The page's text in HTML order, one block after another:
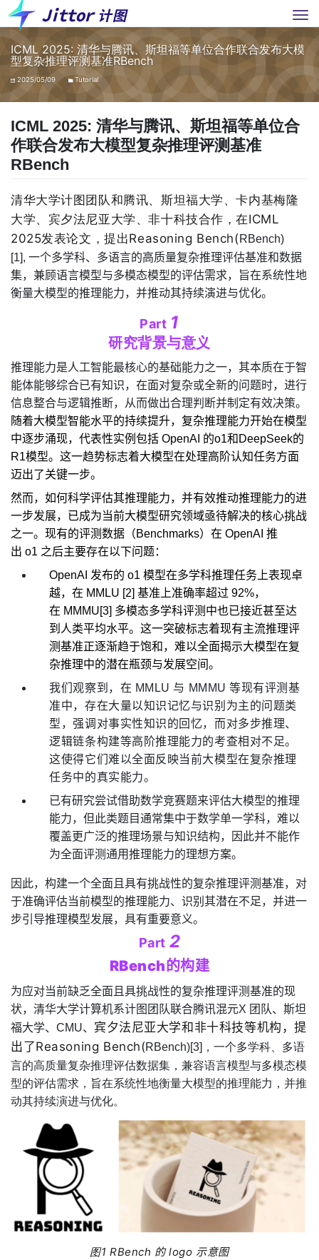
ICML 2025: 清华与腾讯、斯坦福等单位合作联合发布大模
型复杂推理评测基准RBench
2025/05/09 Tutorial
ICML 2025: 清华与腾讯、斯坦福等单位合
作联合发布大模型复杂推理评测基准
RBench
清华大学计图团队和腾讯、斯坦福大学、卡内基梅隆
大学、 宾夕法尼亚大学、非十科技合作，在ICML
2025发表论文，提出Reasoning Bench(RBench)
[1], 一个多学科、多语言的高质量复杂推理评估基准和数据
集，兼顾语言模型与多模态模型的评估需求，旨在系统性地
衡量大模型的推理能力，并推动其持续演进与优化。
Part 1
研究背景与意义
推理能力是人工智能最核心的基础能力之一，其本质在于智
能体能够综合已有知识，在面对复杂或全新的问题时，进行
信息整合与逻辑推断，从而做出合理判断并制定有效决策。
随着大模型智能水平的持续提升，复杂推理能力开始在模型
中逐步涌现，代表性实例包括 OpenAI 的o1和DeepSeek的
R1模型。这一趋势标志着大模型在处理高阶认知任务方面
迈出了关键一步。
然而，如何科学评估其推理能力，并有效推动推理能力的进
一步发展，已成为当前大模型研究领域亟待解决的核心挑战
之一。现有的评测数据（Benchmarks）在 OpenAI 推
出 o1 之后主要存在以下问题：
OpenAI 发布的 o1模型在多学科推理任务上表现卓
越，在 MMLU [2]基准上准确率超过 92%，
在 MMMU[3] 多模态多学科评测中也已接近甚至达
到人类平均水平。这一突破标志着现有主流推理评
测基准正逐渐趋于饱和，难以全面揭示大模型在复
杂推理中的潜在瓶颈与发展空间。
我们观察到，在 MMLU 与 MMMU等现有评测基
准中，存在大量以知识记忆与识别为主的问题类
型，强调对事实性知识的回忆，而对多步推理、
逻辑链条构建等高阶推理能力的考查相对不足。
这使得它们难以全面反映当前大模型在复杂推理
任务中的真实能力。
已有研究尝试借助数学竞赛题来评估大模型的推理
能力，但此类题目通常集中于数学单一学科，难以
覆盖更广泛的推理场景与知识结构，因此并不能作
为全面评测通用推理能力的理想方案。
因此，构建一个全面且具有挑战性的复杂推理评测基准，对
于准确评估当前模型的推理能力、识别其潜在不足，并进一
步引导推理模型发展，具有重要意义。
Part 2
RBench的构建
为应对当前缺乏全面且具挑战性的复杂推理评测基准的现
状，清华大学计算机系计图团队联合腾讯混元X 团队、斯坦
福大学、 CMU、 宾夕法尼亚大学和非十科技等机构，提
出了Reasoning Bench(RBench)[3]，一个多学科、多语
言的高质量复杂推理评估数据集，兼容语言模型与多模态模
型的评估需求，旨在系统性地衡量大模型的推理能力，并推
动其持续演进与优化。
图1 RBench 的logo 示意图